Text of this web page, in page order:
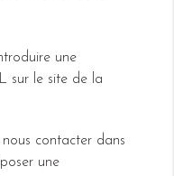
une
sur le site de la
contacter dans
une